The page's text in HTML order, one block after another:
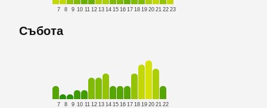
7 8 9 10 11 12 13 14 15 16 17 18 19 20 21 22 23
Събота
7 8 9 10 11 12 13 14 15 16 17 18 19 20 21 22